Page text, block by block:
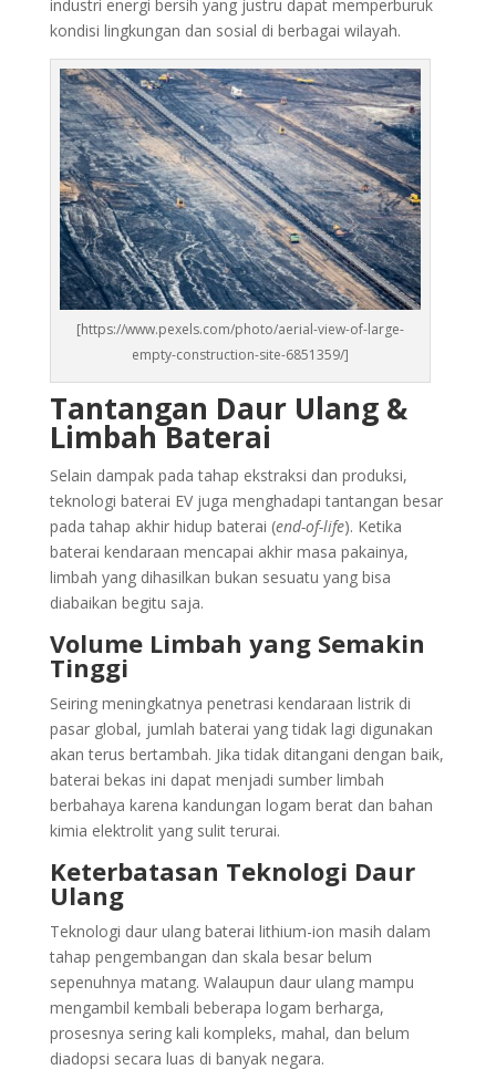
industri energi bersih yang justru dapat memperburuk
kondisi lingkungan dan sosial di berbagai wilayah.
[https://www.pexels.com/photo/aerial-view-of-large-
empty-construction-site-6851359/]
Tantangan Daur Ulang &
Limbah Baterai
Selain dampak pada tahap ekstraksi dan produksi,
teknologi baterai EV juga menghadapi tantangan besar
pada tahap akhir hidup baterai (end-of-life). Ketika
baterai kendaraan mencapai akhir masa pakainya,
limbah yang dihasilkan bukan sesuatu yang bisa
diabaikan begitu saja.
Volume Limbah yang Semakin
Tinggi
Seiring meningkatnya penetrasi kendaraan listrik di
pasar global, jumlah baterai yang tidak lagi digunakan
akan terus bertambah. Jika tidak ditangani dengan baik,
baterai bekas ini dapat menjadi sumber limbah
berbahaya karena kandungan logam berat dan bahan
kimia elektrolit yang sulit terurai.
Keterbatasan Teknologi Daur
Ulang
Teknologi daur ulang baterai lithium-ion masih dalam
tahap pengembangan dan skala besar belum
sepenuhnya matang. Walaupun daur ulang mampu
mengambil kembali beberapa logam berharga,
prosesnya sering kali kompleks, mahal, dan belum
diadopsi secara luas di banyak negara.